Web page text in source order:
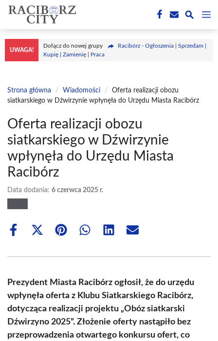
Przejdź
treści
UWAGA!
Dołącz do nowej grupy
Racibórz - Ogłoszenia | Sprzedam |
Kupię | Zamienię | Praca
Strona główna / Wiadomości /
Oferta realizacji obozu
siatkarskiego w Dźwirzynie wpłynęła do Urzędu Miasta Racibórz
Oferta realizacji obozu
siatkarskiego w Dźwirzynie
wpłynęła do Urzędu Miasta
Racibórz
Data dodania: 6 czerwca 2025 r.
Share
Share
(Twitter)
Share Share Share Share
Prezydent Miasta Racibórz ogłosił, że do urzędu
wpłynęła oferta z Klubu Siatkarskiego Racibórz,
dotycząca realizacji projektu „Obóz siatkarski
Dźwirzyno 2025”. Złożenie oferty nastąpiło bez
przeprowadzenia otwartego konkursu ofert, co